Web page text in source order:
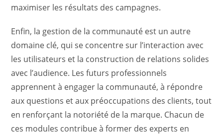
maximiser les résultats des campagnes.
Enfin, la gestion de la communauté est un autre
domaine clé, qui se concentre sur l’interaction avec
les utilisateurs et la construction de relations solides
avec l’audience. Les futurs professionnels
apprennent à engager la communauté, à répondre
aux questions et aux préoccupations des clients, tout
en renforçant la notoriété de la marque. Chacun de
ces modules contribue à former des experts en